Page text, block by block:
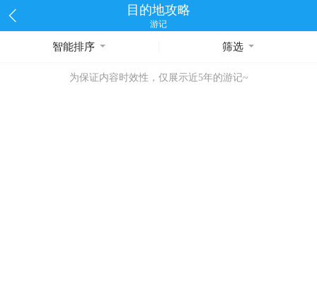
目的地攻略
游记
智能排序 筛选
为保证内容时效性，仅展示近5年的游记~